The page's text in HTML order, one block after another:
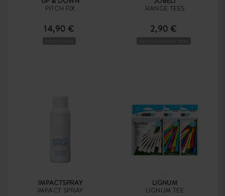
PITCH FIX
14,90 €
RANGE TEES
2,90 €
IMPACTSPRAY
IMPACT SPRAY
LIGNUM
LIGNUM TEE